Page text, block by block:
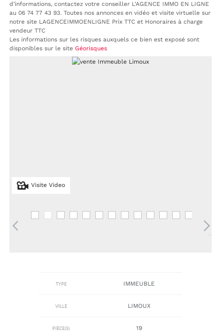
d’informations, contactez votre conseiller L'AGENCE IMMO EN LIGNE
au 06 74 77 43 93. Toutes nos annonces en vidéo et visite virtuelle sur
notre site LAGENCEIMMOENLIGNE Prix TTC et Honoraires à charge
vendeur TTC
Les informations sur les risques auxquels ce bien est exposé sont
disponibles sur le siteGéorisques
Visite Video
TYPE IMMEUBLE
VILLE LIMOUX
PIÈCE(S) 19